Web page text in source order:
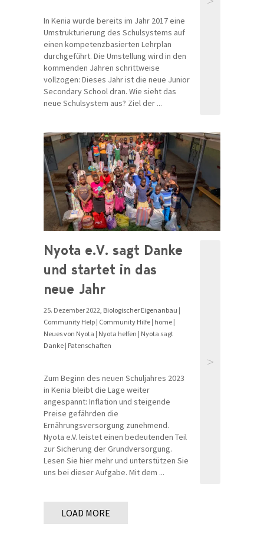
In Kenia wurde bereits im Jahr 2017 eine
Umstrukturierung des Schulsystems auf
einen kompetenzbasierten Lehrplan
durchgeführt. Die Umstellung wird in den
kommenden Jahren schrittweise
vollzogen: Dieses Jahr ist die neue Junior
Secondary School dran. Wie sieht das
neue Schulsystem aus? Ziel der ...
Nyota e.V. sagt Danke
und startet in das
neue Jahr
25. Dezember 2022, Biologischer Eigenanbau |
Community Help | Community Hilfe | home |
Neues von Nyota | Nyota helfen | Nyota sagt
Danke | Patenschaften
Zum Beginn des neuen Schuljahres 2023
in Kenia bleibt die Lage weiter
angespannt: Inflation und steigende
Preise gefährden die
Ernährungsversorgung zunehmend.
Nyota e.V. leistet einen bedeutenden Teil
zur Sicherung der Grundversorgung.
Lesen Sie hier mehr und unterstützen Sie
uns bei dieser Aufgabe. Mit dem ...
>
LOAD MORE